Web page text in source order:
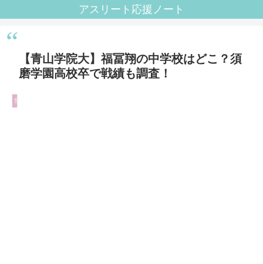
アスリート応援ノート
【青山学院大】福冨翔の中学校はどこ？須
磨学園高校卒で戦績も調査！
陸上/駅伝